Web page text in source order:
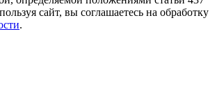
сайт, вы соглашаетесь на обработку
.